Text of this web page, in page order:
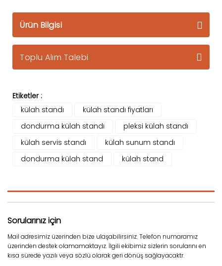
Ürün Bilgisi
Toplu Alım Talebi
Etiketler :
külah standı
külah standı fiyatları
dondurma külah standı
pleksi külah standı
külah servis standı
külah sunum standı
dondurma külah stand
külah stand
Sorularınız için
Mail adresimiz üzerinden bize ulaşabilirsiniz. Telefon numaramız
üzerinden destek olamamaktayız. İlgili ekibimiz sizlerin sorularını en
kısa sürede yazılı veya sözlü olarak geri dönüş sağlayacaktr.